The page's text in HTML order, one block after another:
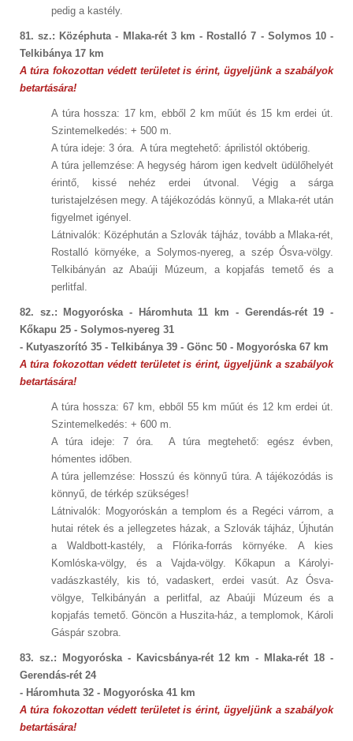
pedig a kastély.
81. sz.: Középhuta - Mlaka-rét 3 km - Rostalló 7 - Solymos 10 -
Telkibánya 17 km
A túra fokozottan védett területet is érint, ügyeljünk a szabályok
betartására!
A túra hossza: 17 km, ebből 2 km műút és 15 km erdei út.
Szintemelkedés: + 500 m.
A túra ideje: 3 óra. A túra megtehető: áprilistól októberig.
A túra jellemzése: A hegység három igen kedvelt üdülőhelyét
érintő, kissé nehéz erdei útvonal. Végig a sárga
turistajelzésen megy. A tájékozódás könnyű, a Mlaka-rét után
figyelmet igényel.
Látnivalók: Középhután a Szlovák tájház, tovább a Mlaka-rét,
Rostalló környéke, a Solymos-nyereg, a szép Ósva-völgy.
Telkibányán az Abaúji Múzeum, a kopjafás temető és a
perlitfal.
82. sz.: Mogyoróska - Háromhuta 11 km - Gerendás-rét 19 -
Kőkapu 25 - Solymos-nyereg 31
- Kutyaszorító 35 - Telkibánya 39 - Gönc 50 - Mogyoróska 67 km
A túra fokozottan védett területet is érint, ügyeljünk a szabályok
betartására!
A túra hossza: 67 km, ebből 55 km műút és 12 km erdei út.
Szintemelkedés: + 600 m.
A túra ideje: 7 óra. A túra megtehető: egész évben,
hómentes időben.
A túra jellemzése: Hosszú és könnyű túra. A tájékozódás is
könnyű, de térkép szükséges!
Látnivalók: Mogyoróskán a templom és a Regéci várrom, a
hutai rétek és a jellegzetes házak, a Szlovák tájház, Újhután
a Waldbott-kastély, a Flórika-forrás környéke. A kies
Komlóska-völgy, és a Vajda-völgy. Kőkapun a Károlyi-
vadászkastély, kis tó, vadaskert, erdei vasút. Az Ósva-
völgye, Telkibányán a perlitfal, az Abaúji Múzeum és a
kopjafás temető. Göncön a Huszita-ház, a templomok, Károli
Gáspár szobra.
83. sz.: Mogyoróska - Kavicsbánya-rét 12 km - Mlaka-rét 18 -
Gerendás-rét 24
- Háromhuta 32 - Mogyoróska 41 km
A túra fokozottan védett területet is érint, ügyeljünk a szabályok
betartására!